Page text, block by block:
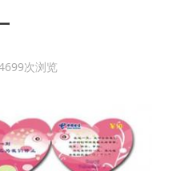
次浏览